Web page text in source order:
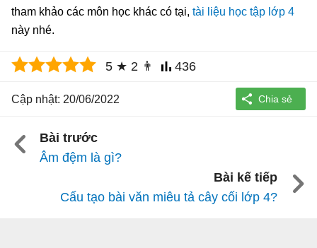
tham khảo các môn học khác có tại, tài liệu học tập lớp 4
này nhé.
5 ★ 2 👨 436
Cập nhật: 20/06/2022
Bài trước
Âm đệm là gì?
Bài kế tiếp
Cấu tạo bài văn miêu tả cây cối lớp 4?